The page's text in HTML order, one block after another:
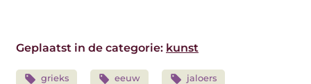
Geplaatst in de categorie: kunst
grieks eeuw jaloers